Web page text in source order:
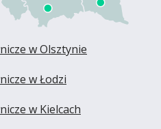
w Olsztynie
w Łodzi
w Kielcach